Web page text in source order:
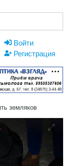
Войти
Регистрация
земляков